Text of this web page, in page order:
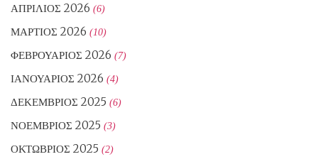
ΑΠΡΊΛΙΟΣ 2026 (6)
ΜΆΡΤΙΟΣ 2026 (10)
ΦΕΒΡΟΥΆΡΙΟΣ 2026 (7)
ΙΑΝΟΥΆΡΙΟΣ 2026 (4)
ΔΕΚΈΜΒΡΙΟΣ 2025 (6)
ΝΟΈΜΒΡΙΟΣ 2025 (3)
ΟΚΤΏΒΡΙΟΣ 2025 (2)